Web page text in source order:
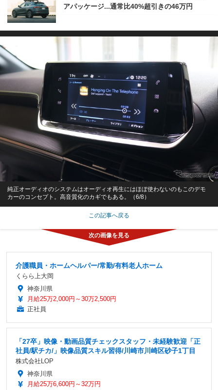
アパッケージ...通常比40%超引きの46万円
純正オーディオのシステムはオーディオ再生にはほぼ使わないのもこのデモ
カーのコンセプト。高音質化のカギでもある。（6/8）
この記事へ戻る
介護職員・ホームヘルパー/常勤/有料老人ホーム
くらら上大岡
神奈川県
月給25万2,000円～30万2,500円
正社員
「27卒」映像・動画品質チェックスタッフ・未経験歓迎「正
社員/駅チカ/」映像品質スキル習得/川崎市川崎区砂子1丁目
株式会社LOP
神奈川県
月給25万6,600円～32万円